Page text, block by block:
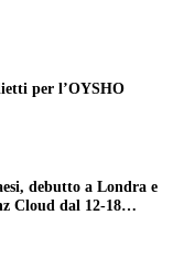
per l’OYSHO
debutto a Londra e
Cloud dal 12-18